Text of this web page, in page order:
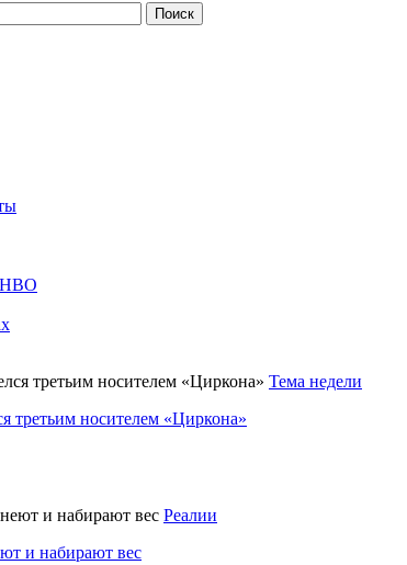
НВО
Тема недели
третьим носителем «Циркона»
Реалии
и набирают вес